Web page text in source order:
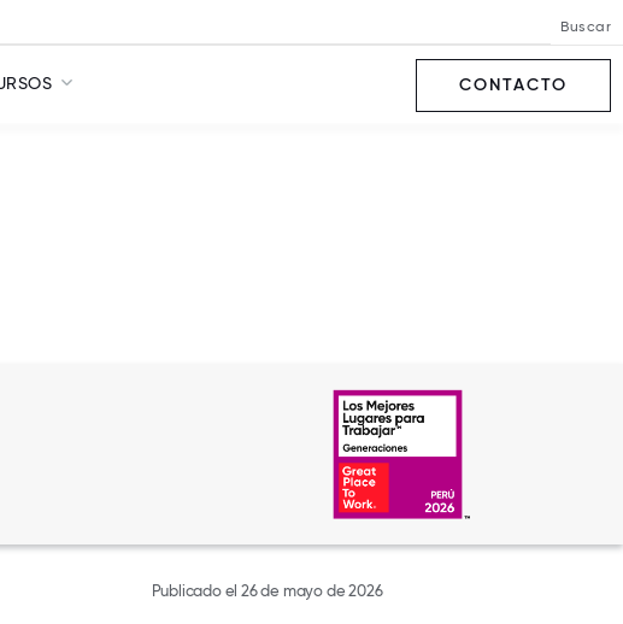
Buscar
CONTACTO
Publicado el 26 de mayo de 2026